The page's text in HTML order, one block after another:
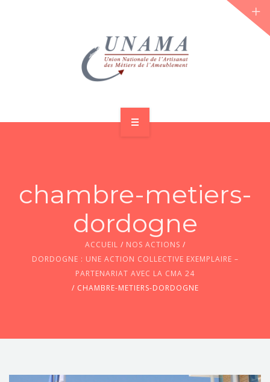
LES JOURNÉES 2026 ⌵
ACTUS & DOSSIERS
AGENDA
chambre-metiers-
dordogne
ACCUEIL / NOS ACTIONS /
DORDOGNE : UNE ACTION COLLECTIVE EXEMPLAIRE –
PARTENARIAT AVEC LA CMA 24
/ CHAMBRE-METIERS-DORDOGNE